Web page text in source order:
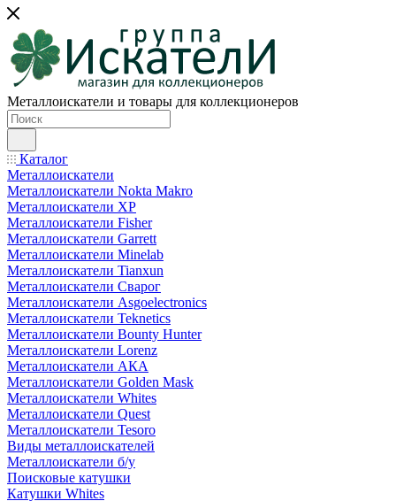
Металлоискатели и товары для коллекционеров
Каталог
Металлоискатели
Металлоискатели Nokta Makro
Металлоискатели XP
Металлоискатели Fisher
Металлоискатели Garrett
Металлоискатели Minelab
Металлоискатели Tianxun
Металлоискатели Сварог
Металлоискатели Asgoelectronics
Металлоискатели Teknetics
Металлоискатели Bounty Hunter
Металлоискатели Lorenz
Металлоискатели АКА
Металлоискатели Golden Mask
Металлоискатели Whites
Металлоискатели Quest
Металлоискатели Tesoro
Виды металлоискателей
Металлоискатели б/у
Поисковые катушки
Катушки Whites